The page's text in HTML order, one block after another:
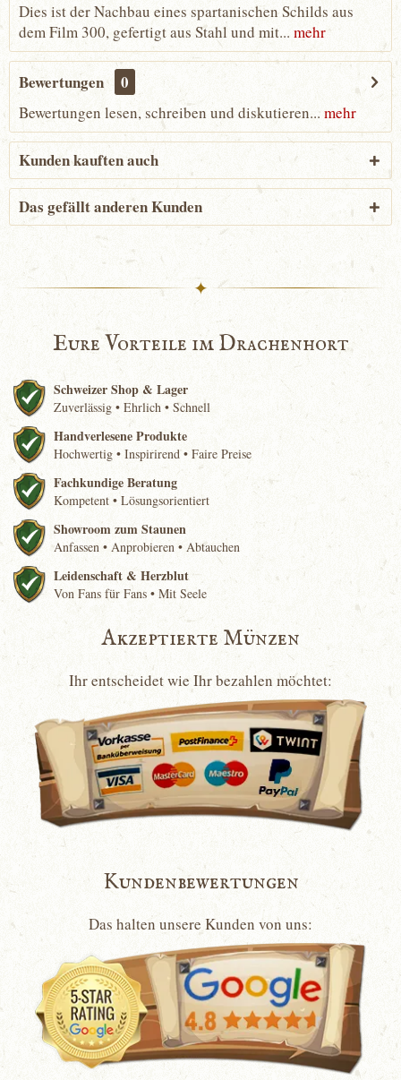
Dies ist der Nachbau eines spartanischen Schilds aus
dem Film 300, gefertigt aus Stahl und mit... mehr
Bewertungen 0
Bewertungen lesen, schreiben und diskutieren...mehr
Kunden kauften auch
Das gefällt anderen Kunden
✦
Eure Vorteile im Drachenhort
Schweizer Shop & Lager
Zuverlässig • Ehrlich • Schnell
Handverlesene Produkte
Hochwertig • Inspirirend • Faire Preise
Fachkundige Beratung
Kompetent • Lösungsorientiert
Showroom zum Staunen
Anfassen • Anprobieren • Abtauchen
Leidenschaft & Herzblut
Von Fans für Fans • Mit Seele
Akzeptierte Münzen
Ihr entscheidet wie Ihr bezahlen möchtet:
Kundenbewertungen
Das halten unsere Kunden von uns: